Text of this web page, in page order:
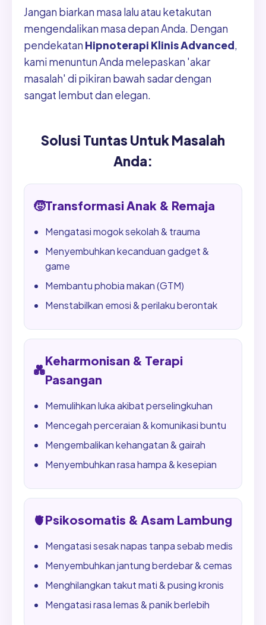
Jangan biarkan masa lalu atau ketakutan
mengendalikan masa depan Anda. Dengan
pendekatan Hipnoterapi Klinis Advanced,
kami menuntun Anda melepaskan 'akar
masalah' di pikiran bawah sadar dengan
sangat lembut dan elegan.
Solusi Tuntas Untuk Masalah
Anda:
🧒Transformasi Anak & Remaja
Mengatasi mogok sekolah & trauma
Menyembuhkan kecanduan gadget &
game
Membantu phobia makan (GTM)
Menstabilkan emosi & perilaku berontak
💑
Keharmonisan & Terapi
Pasangan
Memulihkan luka akibat perselingkuhan
Mencegah perceraian & komunikasi buntu
Mengembalikan kehangatan & gairah
Menyembuhkan rasa hampa & kesepian
🫀Psikosomatis & Asam Lambung
Mengatasi sesak napas tanpa sebab medis
Menyembuhkan jantung berdebar & cemas
Menghilangkan takut mati & pusing kronis
Mengatasi rasa lemas & panik berlebih